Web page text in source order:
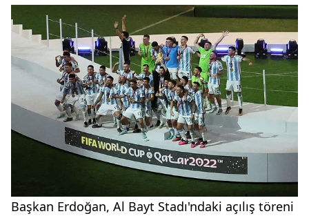
Başkan Erdoğan, Al Bayt Stadı'ndaki açılış töreni